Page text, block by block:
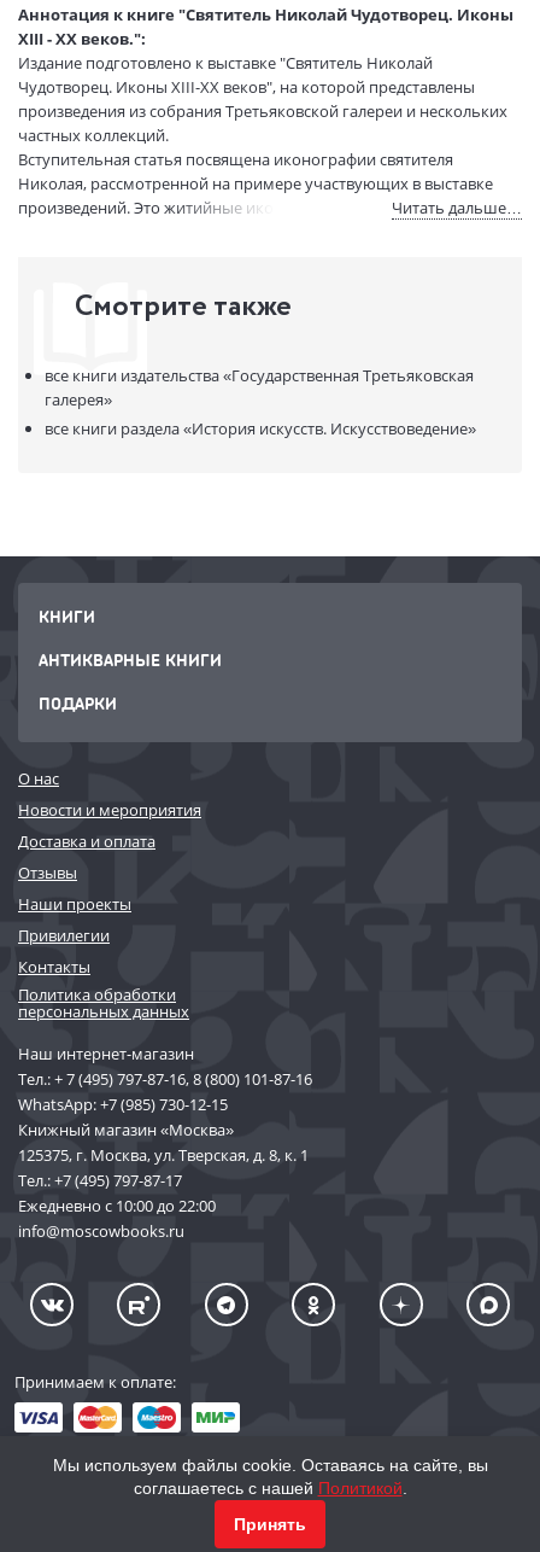
Страниц:
132
Код товара:
50070108
Артикул:
320292
ISBN:
В продаже с:
25.01.2023
Аннотация к книге "Святитель Николай Чудотворец. Иконы
XIII - XX веков.":
Издание подготовлено к выставке "Святитель Николай
Чудотворец. Иконы XIII-XX веков", на которой представлены
произведения из собрания Третьяковской галереи и нескольких
частных коллекций.
Вступительная статья посвящена иконографии святителя
Николая, рассмотренной на примере участвующих в выставке
произведений. Это житийные иконы святителя Николая XIV-XVI
Можайского и Николы Великорецкого. Отдельный блок
старообрядческих собраний, а также предметы мелкой пластики
— каменные резные иконки и деревянные складни.
Альбом предназначен для широкого круга читателей и может
Читать дальше…
Смотрите также
все книги издательства«Государственная Третьяковская
галерея»
все книги раздела«История искусств. Искусствоведение»
КНИГИ
АНТИКВАРНЫЕ КНИГИ
ПОДАРКИ
О нас
Новости и мероприятия
Доставка и оплата
Отзывы
Наши проекты
Привилегии
Контакты
Политика обработки
персональных данных
Наш интернет-магазин
Тел.:+ 7 (495) 797-87-16,8 (800) 101-87-16
WhatsApp:+7 (985) 730-12-15
Книжный магазин «Москва»
125375, г. Москва, ул. Тверская, д. 8, к. 1
Тел.:+7 (495) 797-87-17
Ежедневно с 10:00 до 22:00
info@moscowbooks.ru
Принимаем к оплате:
© 2002–2026 «Торговый Дом Книги «МОСКВА»
Мы используем файлы cookie. Оставаясь на сайте, вы
соглашаетесь с нашей Политикой
Принять